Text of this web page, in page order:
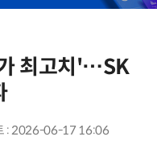
최고치'…SK
: 2026-06-17 16:06